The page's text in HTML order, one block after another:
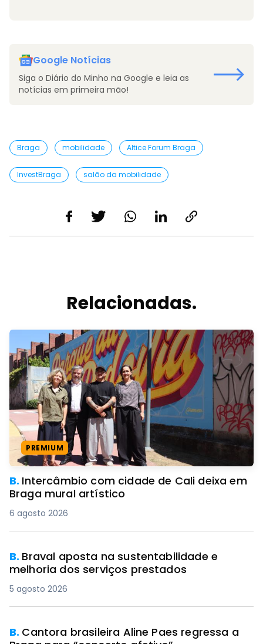
Google Notícias
Siga o Diário do Minho na Google e leia as
notícias em primeira mão!
Braga mobilidade Altice Forum Braga
InvestBraga salão da mobilidade
Relacionadas.
PREMIUM
B. Intercâmbio com cidade de Cali deixa em
Braga mural artístico
6 agosto 2026
B. Braval aposta na sustentabilidade e
melhoria dos serviços prestados
5 agosto 2026
B. Cantora brasileira Aline Paes regressa a